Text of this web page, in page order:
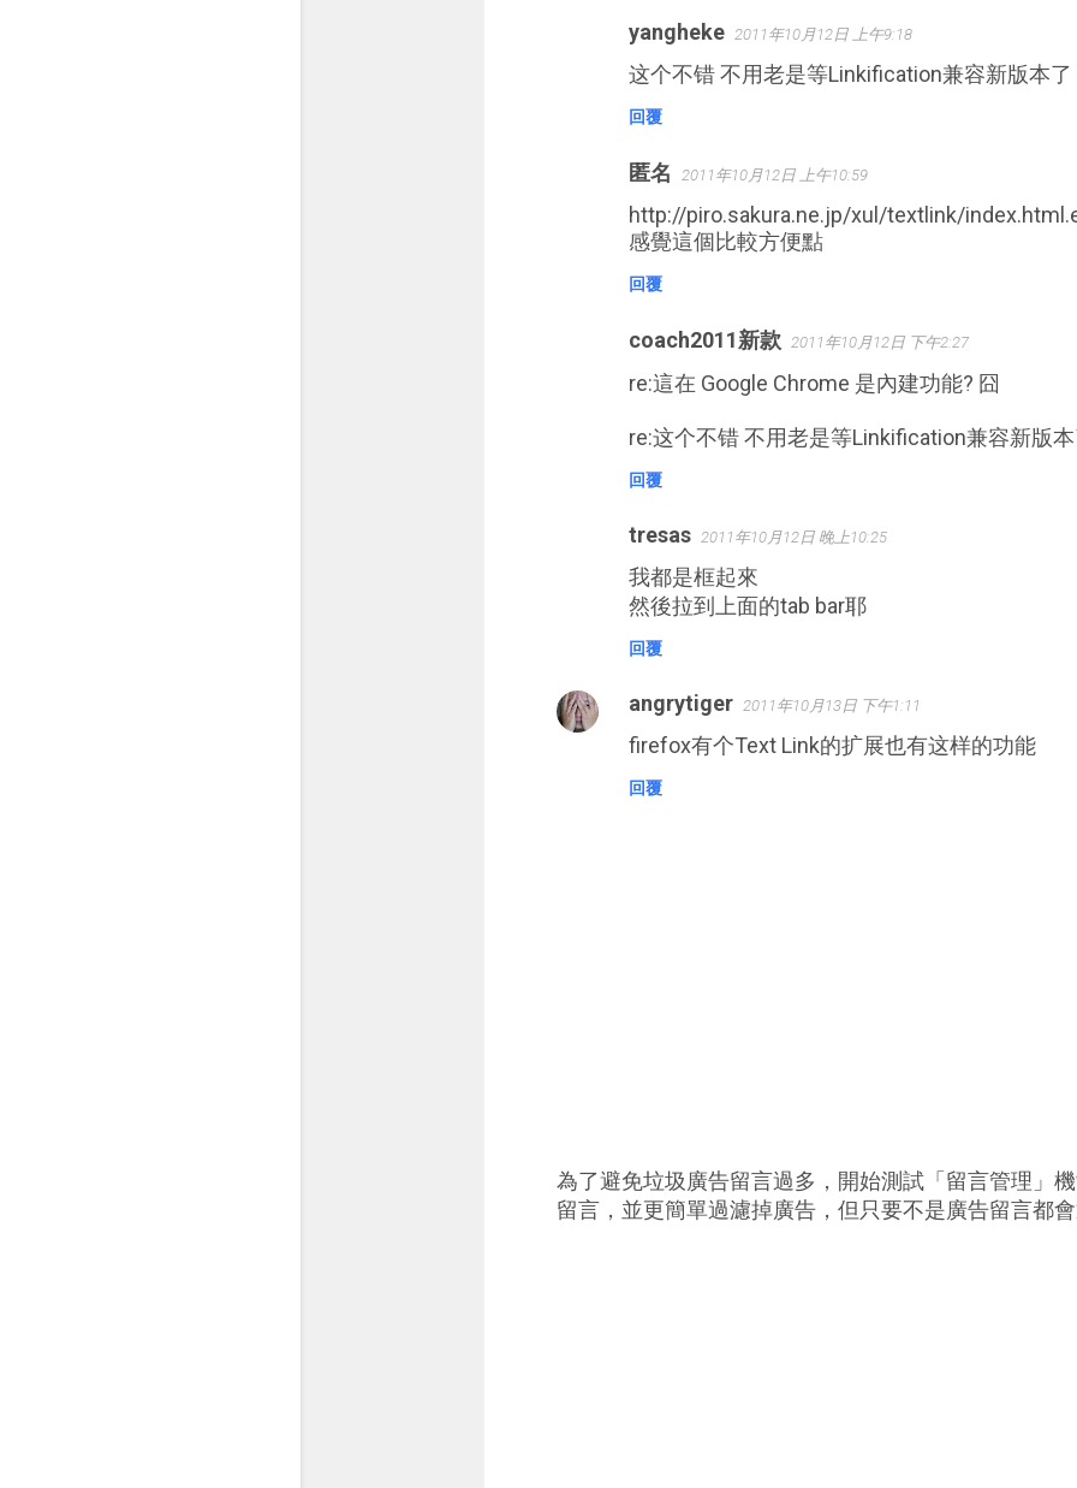
yangheke 2011年10月12日 上午9:18
这个不错 不用老是等Linkification兼容新版本了
回覆
匿名 2011年10月12日 上午10:59
http://piro.sakura.ne.jp/xul/textlink/
感覺這個比較方便點
回覆
coach2011新款 2011年10月12日 下午2:27
re:這在 Google Chrome 是內建功能? 囧
re:这个不错 不用老是等Linkification兼容新版
回覆
tresas 2011年10月12日 晚上10:25
我都是框起來
然後拉到上面的tab bar耶
回覆
angrytiger 2011年10月13日 下午1:11
firefox有个Text Link的扩展也有这样的功能
回覆
張
為了避免垃圾廣告留言過多，開始測試「留言管理」
留言，並更簡單過濾掉廣告，但只要不是廣告留言都